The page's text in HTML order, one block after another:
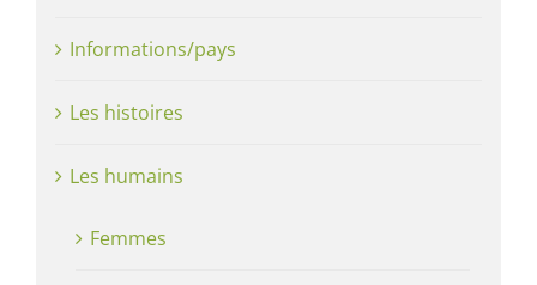
Informations/pays
Les histoires
Les humains
Femmes